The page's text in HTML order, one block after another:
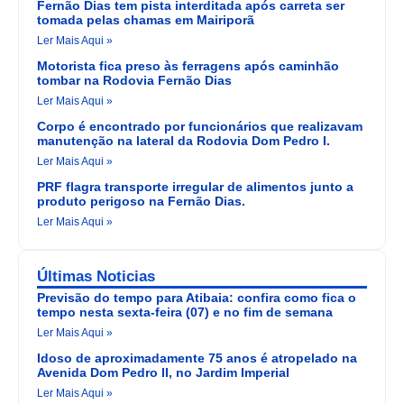
Fernão Dias tem pista interditada após carreta ser
tomada pelas chamas em Mairiporã
Ler Mais Aqui »
Motorista fica preso às ferragens após caminhão
tombar na Rodovia Fernão Dias
Ler Mais Aqui »
Corpo é encontrado por funcionários que realizavam
manutenção na lateral da Rodovia Dom Pedro I.
Ler Mais Aqui »
PRF flagra transporte irregular de alimentos junto a
produto perigoso na Fernão Dias.
Ler Mais Aqui »
Últimas Noticias
Previsão do tempo para Atibaia: confira como fica o
tempo nesta sexta-feira (07) e no fim de semana
Ler Mais Aqui »
Idoso de aproximadamente 75 anos é atropelado na
Avenida Dom Pedro II, no Jardim Imperial
Ler Mais Aqui »